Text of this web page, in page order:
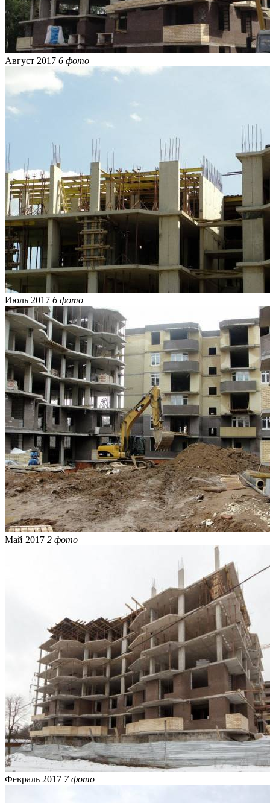
Август 2017 6 фото
Июль 2017 6 фото
Май 2017 2 фото
Февраль 2017 7 фото